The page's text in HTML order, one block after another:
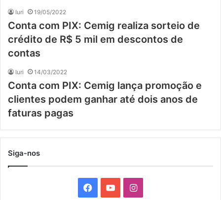
Iuri 19/05/2022
Conta com PIX: Cemig realiza sorteio de
crédito de R$ 5 mil em descontos de
contas
Iuri 14/03/2022
Conta com PIX: Cemig lança promoção e
clientes podem ganhar até dois anos de
faturas pagas
Siga-nos
I